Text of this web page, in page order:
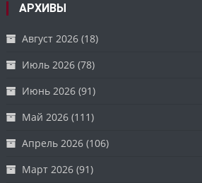
АРХИВЫ
Август 2026 (18)
Июль 2026 (78)
Июнь 2026 (91)
Май 2026 (111)
Апрель 2026 (106)
Март 2026 (91)